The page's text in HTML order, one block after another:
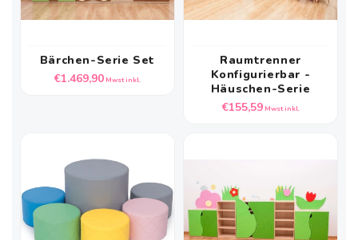
Bärchen-Serie Set
Normaler
€1.469,90 Mwst inkl.
Raumtrenner
Konfigurierbar -
Häuschen-Serie
Normaler
€155,59Mwst inkl.